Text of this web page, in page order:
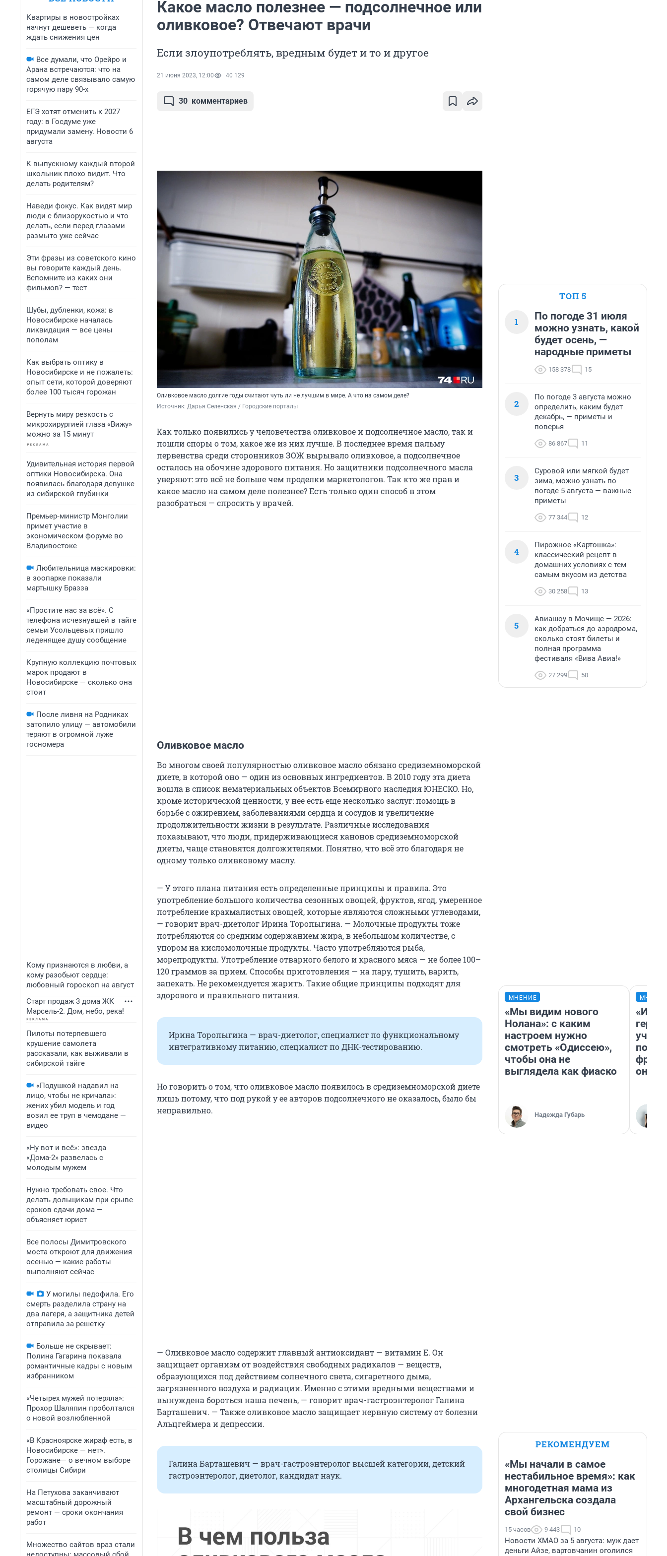
Квартиры в новостройках
начнут дешеветь — когда
ждать снижения цен
Все думали, что Орейро и
Арана встречаются: что на
самом деле связывало самую
горячую пару 90-х
ЕГЭ хотят отменить к 2027
году: в Госдуме уже
придумали замену. Новости 6
августа
К выпускному каждый второй
школьник плохо видит. Что
делать родителям?
Наведи фокус. Как видят мир
люди с близорукостью и что
делать, если перед глазами
размыто уже сейчас
Эти фразы из советского кино
вы говорите каждый день.
Вспомните из каких они
фильмов? — тест
Шубы, дубленки, кожа: в
Новосибирске началась
ликвидация — все цены
пополам
Как выбрать оптику в
Новосибирске и не пожалеть:
опыт сети, которой доверяют
более 100 тысяч горожан
Вернуть миру резкость с
микрохирургией глаза «Вижу»
можно за 15 минут
Удивительная история первой
оптики Новосибирска. Она
появилась благодаря девушке
из сибирской глубинки
Премьер‑министр Монголии
примет участие в
экономическом форуме во
Владивостоке
Любительница маскировки:
в зоопарке показали
мартышку Бразза
«Простите нас за всё». С
телефона исчезнувшей в тайге
семьи Усольцевых пришло
леденящее душу сообщение
Крупную коллекцию почтовых
марок продают в
Новосибирске — сколько она
стоит
После ливня на Родниках
затопило улицу — автомобили
теряют в огромной луже
госномера
Кому признаются в любви, а
кому разобьют сердце:
любовный гороскоп на август
Старт продаж 3 дома ЖК
Марсель-2. Дом, небо, река!
Пилоты потерпевшего
крушение самолета
рассказали, как выживали в
сибирской тайге
«Подушкой надавил на
лицо, чтобы не кричала»:
жених убил модель и год
возил ее труп в чемодане —
видео
«Ну вот и всё»: звезда
«Дома-2» развелась с
молодым мужем
Нужно требовать свое. Что
делать дольщикам при срыве
сроков сдачи дома —
объясняет юрист
Все полосы Димитровского
моста откроют для движения
осенью — какие работы
выполняют сейчас
У могилы педофила. Его
смерть разделила страну на
два лагеря, а защитника детей
отправила за решетку
Больше не скрывает:
Полина Гагарина показала
романтичные кадры с новым
избранником
«Четырех мужей потеряла»:
Прохор Шаляпин проболтался
о новой возлюбленной
«В Красноярске жираф есть, в
Новосибирске — нет».
Горожане— о вечном выборе
столицы Сибири
На Петухова заканчивают
масштабный дорожный
ремонт — сроки окончания
работ
Множество сайтов враз стали
Какое масло полезнее — подсолнечное или
оливковое? Отвечают врачи
Если злоупотреблять, вредным будет и то и другое
21 июня 2023, 12:00 40 129
30 комментариев
Оливковое масло долгие годы считают чуть ли не лучшим в мире. А что на самом деле?
Источник: Дарья Селенская / Городские порталы
Как только появились у человечества оливковое и подсолнечное масло, так и
пошли споры о том, какое же из них лучше. В последнее время пальму
первенства среди сторонников ЗОЖ вырывало оливковое, а подсолнечное
осталось на обочине здорового питания. Но защитники подсолнечного масла
уверяют: это всё не больше чем проделки маркетологов. Так кто же прав и
какое масло на самом деле полезнее? Есть только один способ в этом
разобраться — спросить у врачей.
Оливковое масло
Во многом своей популярностью оливковое масло обязано средиземноморской
диете, в которой оно — один из основных ингредиентов. В 2010 году эта диета
вошла в список нематериальных объектов Всемирного наследия ЮНЕСКО. Но,
кроме исторической ценности, у нее есть еще несколько заслуг: помощь в
борьбе с ожирением, заболеваниями сердца и сосудов и увеличение
продолжительности жизни в результате. Различные исследования
показывают, что люди, придерживающиеся канонов средиземноморской
диеты, чаще становятся долгожителями. Понятно, что всё это благодаря не
одному только оливковому маслу.
— У этого плана питания есть определенные принципы и правила. Это
употребление большого количества сезонных овощей, фруктов, ягод, умеренное
потребление крахмалистых овощей, которые являются сложными углеводами,
— говорит врач-диетолог Ирина Торопыгина. — Молочные продукты тоже
потребляются со средним содержанием жира, в небольшом количестве, с
упором на кисломолочные продукты. Часто употребляются рыба,
морепродукты. Употребление отварного белого и красного мяса — не более 100–
120 граммов за прием. Способы приготовления — на пару, тушить, варить,
запекать. Не рекомендуется жарить. Такие общие принципы подходят для
здорового и правильного питания.
Ирина Торопыгина — врач-диетолог, специалист по функциональному
интегративному питанию, специалист по ДНК-тестированию.
Но говорить о том, что оливковое масло появилось в средиземноморской диете
лишь потому, что под рукой у ее авторов подсолнечного не оказалось, было бы
неправильно.
— Оливковое масло содержит главный антиок­сидант — витамин Е. Он
защищает организм от воздействия свободных радикалов — веществ,
образующихся под действием солнечного света, сигаретного дыма,
загрязненного воздуха и радиации. Именно с этими вредными веществами и
вынуждена бороться наша печень, — говорит врач-гастроэнтеролог Галина
Барташевич. — Также оливковое масло защищает нервную систему от болезни
Альцгеймера и депрессии.
Галина Барташевич — врач-гастроэнтеролог высшей категории, детский
гастроэнтеролог, диетолог, кандидат наук.
ТОП 5
1
По погоде 31 июля
можно узнать, какой
будет осень, —
народные приметы
158 378 15
2
По погоде 3 августа можно
определить, каким будет
декабрь, — приметы и
поверья
86 867 11
3
Суровой или мягкой будет
зима, можно узнать по
погоде 5 августа — важные
приметы
77 344 12
4
Пирожное «Картошка»:
классический рецепт в
домашних условиях с тем
самым вкусом из детства
30 258 13
5
Авиашоу в Мочище — 2026:
как добраться до аэродрома,
сколько стоят билеты и
полная программа
фестиваля «Вива Авиа!»
27 299 50
МНЕНИЕ
«Мы видим нового
Нолана»: с каким
настроем нужно
смотреть «Одиссею»,
чтобы она не
выглядела как фиаско
Надежда Губарь
учит
она
РЕКОМЕНДУЕМ
«Мы начали в самое
нестабильное время»: как
многодетная мама из
Архангельска создала
свой бизнес
15 часов 9 443 10
Новости ХМАО за 5 августа: муж дает
деньги Айзе, вартовчанин оголился